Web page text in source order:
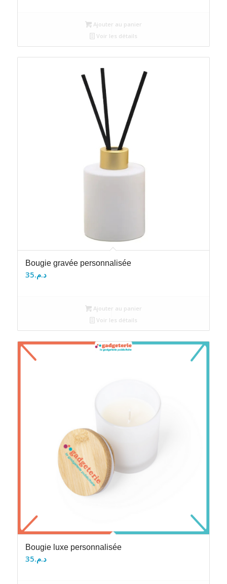
Ajouter au panier
Voir les détails
Bougie gravée personnalisée
د.م.35
Ajouter au panier
Voir les détails
Bougie luxe personnalisée
د.م.35